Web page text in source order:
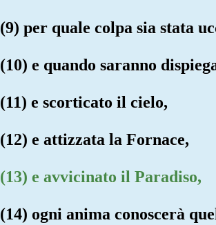
(9) per quale colpa sia stata
(10) e quando saranno
(11) e scorticato il cielo,
(12) e attizzata la Fornace,
(13) e avvicinato il Paradiso,
(14) ogni anima conoscerà